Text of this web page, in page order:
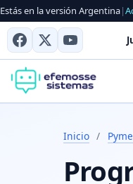
Estás en la versión Argentina|
Inicio /